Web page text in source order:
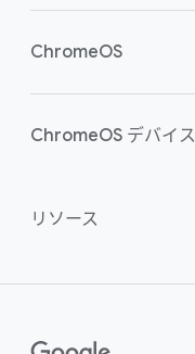
概要
ChromeOS
概要
コンタクト センター
ChromeOS デバイス
概要
デバイス
リソース